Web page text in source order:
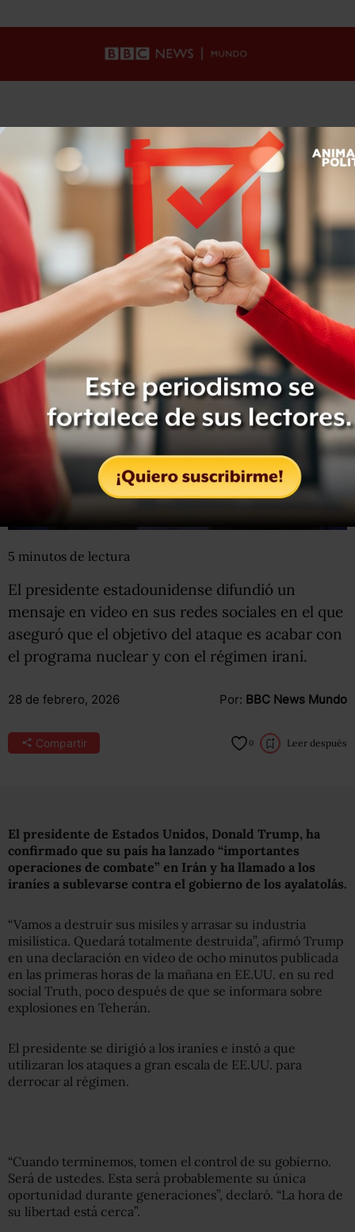
Home Internacional
5 minutos de lectura
El presidente estadounidense difundió un
mensaje en video en sus redes sociales en el que
aseguró que el objetivo del ataque es acabar con
el programa nuclear y con el régimen iraní.
28 de febrero, 2026 Por: BBC News Mundo
Compartir 0 Leer después
El presidente de Estados Unidos, Donald Trump, ha
confirmado que su país ha lanzado “importantes
operaciones de combate” en Irán y ha llamado a los
iraníes a sublevarse contra el gobierno de los ayalatolás.
“Vamos a destruir sus misiles y arrasar su industria
misilística. Quedará totalmente destruida”, afirmó Trump
en una declaración en video de ocho minutos publicada
en las primeras horas de la mañana en EE.UU. en su red
social Truth, poco después de que se informara sobre
explosiones en Teherán.
El presidente se dirigió a los iraníes e instó a que
utilizaran los ataques a gran escala de EE.UU. para
derrocar al régimen.
“Cuando terminemos, tomen el control de su gobierno.
Será de ustedes. Esta será probablemente su única
oportunidad durante generaciones”, declaró. “La hora de
su libertad está cerca”.